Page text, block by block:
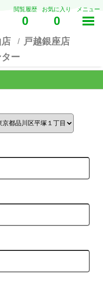
閲覧履歴
0
お気に入り
0
メニュー
戸越銀座店
ー